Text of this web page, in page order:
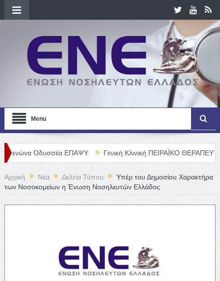
Menu
ΕΠΑΨΥ Γενική Κλινική ΠΕΙΡΑΪΚΟ ΘΕΡΑΠΕΥΤΗΡΙΟ Α. Ε. –
Αρχική Νέα Δελτία Τύπου
Υπέρ του Δημοσίου Χαρακτήρα
των Νοσοκομείων η Ένωση Νοσηλευτών Ελλάδος